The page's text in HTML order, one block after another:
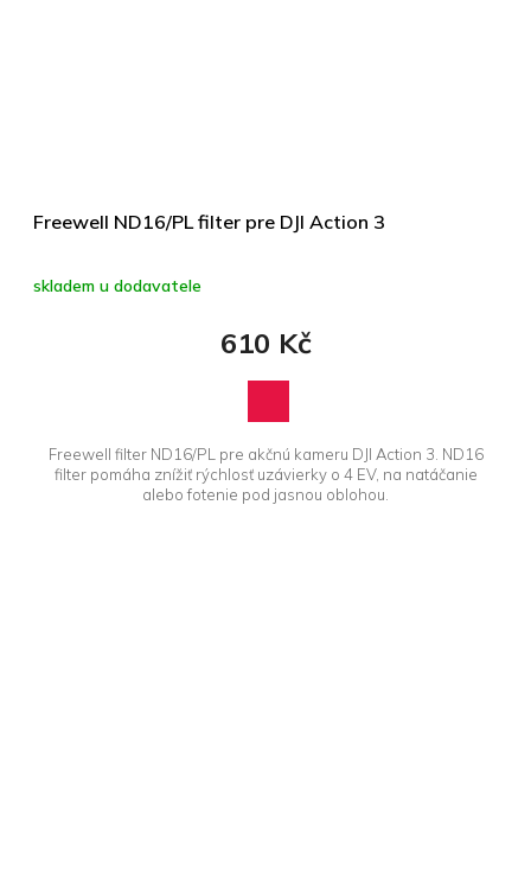
Freewell ND16/PL filter pre DJI Action 3
skladem u dodavatele
610 Kč
Freewell filter ND16/PL pre akčnú kameru DJI Action 3. ND16
filter pomáha znížiť rýchlosť uzávierky o 4 EV, na natáčanie
alebo fotenie pod jasnou oblohou.